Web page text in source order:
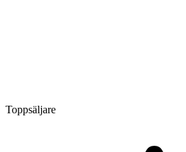
Toppsäljare